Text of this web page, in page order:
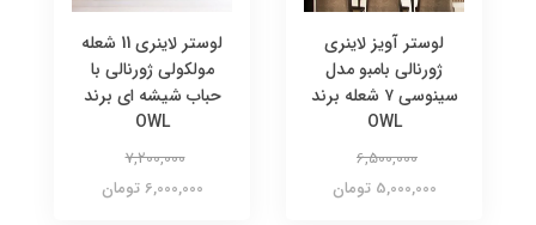
لوستر آویز لاینری
ژورنالی بامبو مدل
سینوسی ۷ شعله برند
OWL
6,500,000
5,000,000 تومان
لوستر لاینری 11 شعله
مولکولی ژورنالی با
حباب شیشه ای برند
OWL
7,200,000
6,000,000 تومان